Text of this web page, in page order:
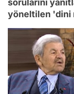
sorularını
yöneltilen 'dini